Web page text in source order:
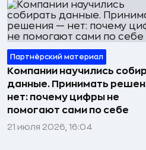
Партнёрский материал
Компании научились
данные. Принимать
нет: почему цифры не
помогают сами по себе
21 июля 2026, 16:04